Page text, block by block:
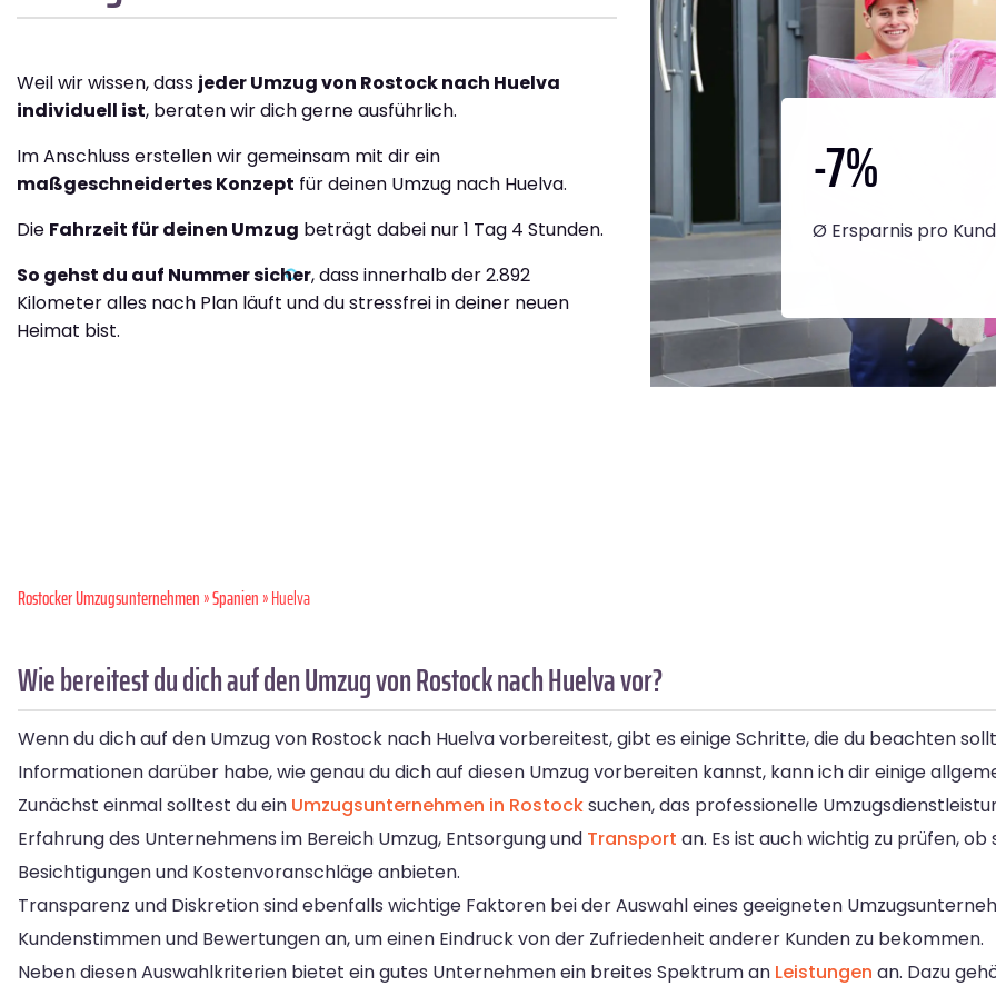
Weil wir wissen, dass jeder Umzug von Rostock nach Huelva
individuell ist, beraten wir dich gerne ausführlich.
Im Anschluss erstellen wir gemeinsam mit dir ein
maßgeschneidertes Konzept für deinen Umzug nach Huelva.
Die Fahrzeit für deinen Umzug beträgt dabei nur 1 Tag 4 Stunden.
So gehst du auf Nummer sicher, dass innerhalb der 2.892
Kilometer alles nach Plan läuft und du stressfrei in deiner neuen
Heimat bist.
-7%
Ø Ersparnis pro
Rostocker Umzugsunternehmen»Spanien» Huelva
Wie bereitest du dich auf den Umzug von Rostock nach Huelva vor?
Wenn du dich auf den Umzug von Rostock nach Huelva vorbereitest, gibt es einige Schritte, die du beachten
Informationen darüber habe, wie genau du dich auf diesen Umzug vorbereiten kannst, kann ich dir einige
Zunächst einmal solltest du ein Umzugsunternehmen in Rostocksuchen, das professionelle
Erfahrung des Unternehmens im Bereich Umzug, Entsorgung und Transport an. Es ist auch wichtig zu prüfen,
Besichtigungen und Kostenvoranschläge anbieten.
Transparenz und Diskretion sind ebenfalls wichtige Faktoren bei der Auswahl eines geeigneten
Kundenstimmen und Bewertungen an, um einen Eindruck von der Zufriedenheit anderer Kunden zu bekommen.
Neben diesen Auswahlkriterien bietet ein gutes Unternehmen ein breites Spektrum an Leistungen an. Dazu